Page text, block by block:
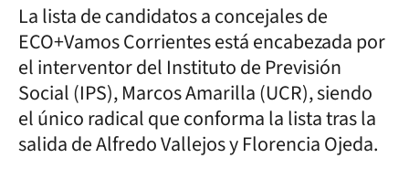
La lista de candidatos a concejales de
ECO+Vamos Corrientes está encabezada por
el interventor del Instituto de Previsión
Social (IPS), Marcos Amarilla (UCR), siendo
el único radical que conforma la lista tras la
salida de Alfredo Vallejos y Florencia Ojeda.